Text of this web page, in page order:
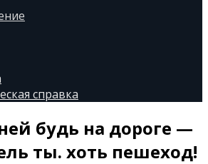
справка
будь на дороге —
ты. хоть пешеход!